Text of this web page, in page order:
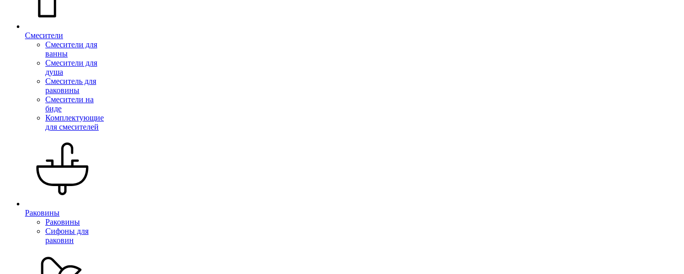
Смесители
Смесители для
ванны
Смесители для
душа
Смеситель для
раковины
Смесители на
биде
Комплектующие
для смесителей
Раковины
Раковины
Сифоны для
раковин